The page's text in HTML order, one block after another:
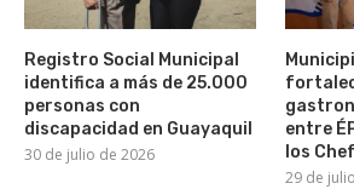
Registro Social Municipal
identifica a más de 25.000
personas con
discapacidad en Guayaquil
30 de julio de 2026
entre
los Chef
29 de